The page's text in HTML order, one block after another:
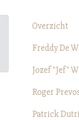
Overzicht
Freddy De
Jozef "Jef"
Roger
Patrick